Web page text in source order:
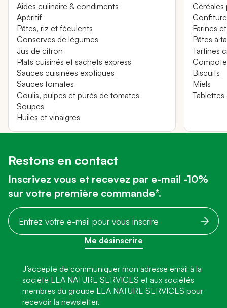
Aides culinaire & condiments
Apéritif
Pâtes, riz et féculents
Conserves de légumes
Jus de citron
Plats cuisinés et sachets express
Sauces cuisinées exotiques
Sauces tomates
Coulis, pulpes et purés de tomates
Soupes
Huiles et vinaigres
Farines
Pâtes à
Tartines
Biscuits
Miels
Restons en contact
Inscrivez vous et recevez par e-mail -10%
sur votre première commande*.
Me désinscrire
J’accepte de communiquer mon adresse email à la
société LEA NATURE SERVICES et aux sociétés
membres du groupe LEA NATURE SERVICES pour
recevoir la newsletter.